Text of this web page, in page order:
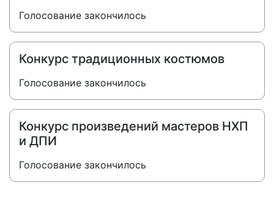
Голосование закончилось
Конкурс традиционных костюмов
Голосование закончилось
Конкурс произведений мастеров НХП
и ДПИ
Голосование закончилось